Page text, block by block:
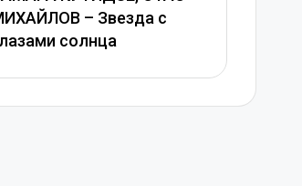
Савичева – Любовь
оставляет шрамы –